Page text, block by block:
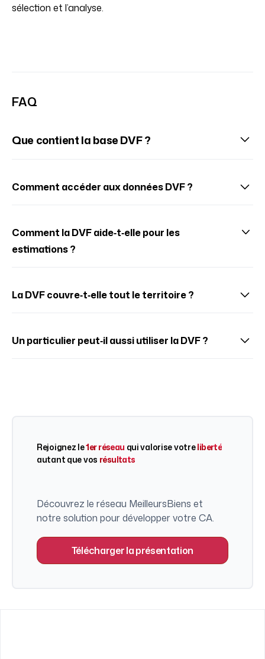
sélection et l’analyse.
FAQ
Que contient la base DVF ?
type de bien et localisation.
Comment accéder aux données DVF ?
publics ou outils spécialisés.
Comment la DVF aide‑t‑elle pour les
estimations ?
effectivement réalisées.
La DVF couvre‑t‑elle tout le territoire ?
les zones.
Un particulier peut‑il aussi utiliser la DVF ?
Rejoignez le1er réseau qui valorise votreliberté
autant que vos résultats
Découvrez le réseau MeilleursBiens et
notre solution pour développer votre CA.
Télécharger la présentation